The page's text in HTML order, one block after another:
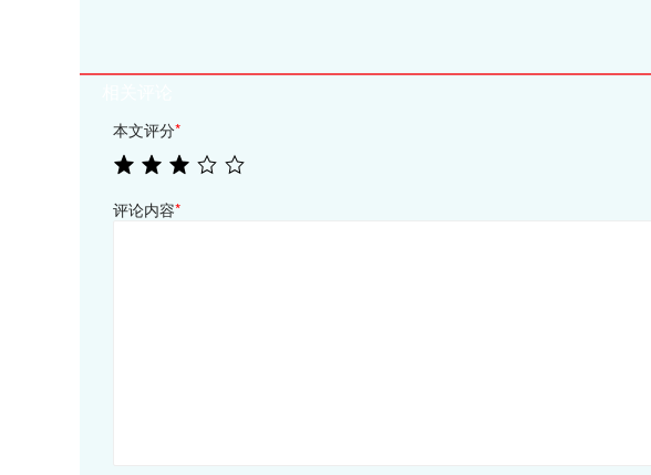
本文评分*
评论内容*